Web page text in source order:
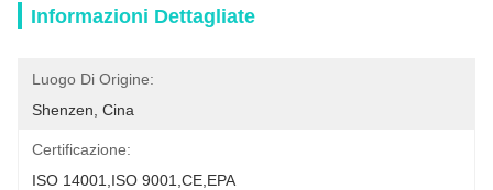
Informazioni Dettagliate
Luogo Di Origine:
Shenzen, Cina
Certificazione:
ISO 14001,ISO 9001,CE,EPA